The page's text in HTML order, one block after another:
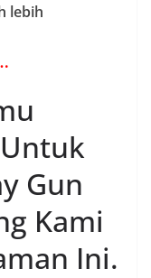
lebih
Gun
Kami
Ini.